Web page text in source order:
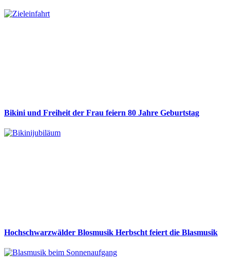
Bikini und Freiheit der Frau feiern 80 Jahre Geburtstag
Hochschwarzwälder Blosmusik Herbscht feiert die Blasmusik